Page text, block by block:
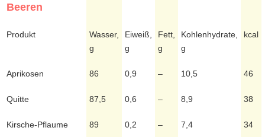
Beeren
Produkt
Wasser,
g
Eiweiß,
g
Fett,
g
Kohlenhydrate,
g
kcal
Aprikosen 86 0,9 – 10,5 46
Quitte 87,5 0,6 – 8,9 38
Kirsche-Pflaume 89 0,2 – 7,4 34